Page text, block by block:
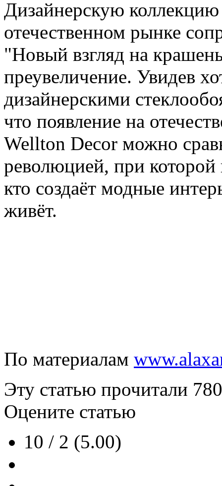
Дизайнерскую
отечественном рынке
"Новый взгляд на
преувеличение. Увидев
дизайнерскими
что появление на
Wellton Decor можно
революцией, при
кто создаёт модные
живёт.
По материалам
Эту статью прочитали
Оцените статью
10 / 2 (5.00)